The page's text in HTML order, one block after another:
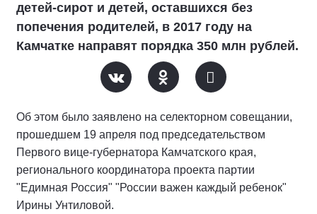
детей-сирот и детей, оставшихся без
попечения родителей, в 2017 году на
Камчатке направят порядка 350 млн рублей.
Об этом было заявлено на селекторном совещании,
прошедшем 19 апреля под председательством
Первого вице-губернатора Камчатского края,
регионального координатора проекта партии
"Едимная Россия" "России важен каждый ребенок"
Ирины Унтиловой.